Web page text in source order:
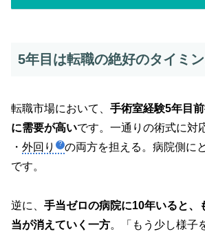
5年目は転職の絶好のタイミ
転職市場において、 手術室経験5年目
に需要が高いです。一通りの術式に対
・ 外回り
の両方を担える。病院側に
です。
逆に、 手当ゼロの病院に10年いると、
当が消えていく一方。「もう少し様子